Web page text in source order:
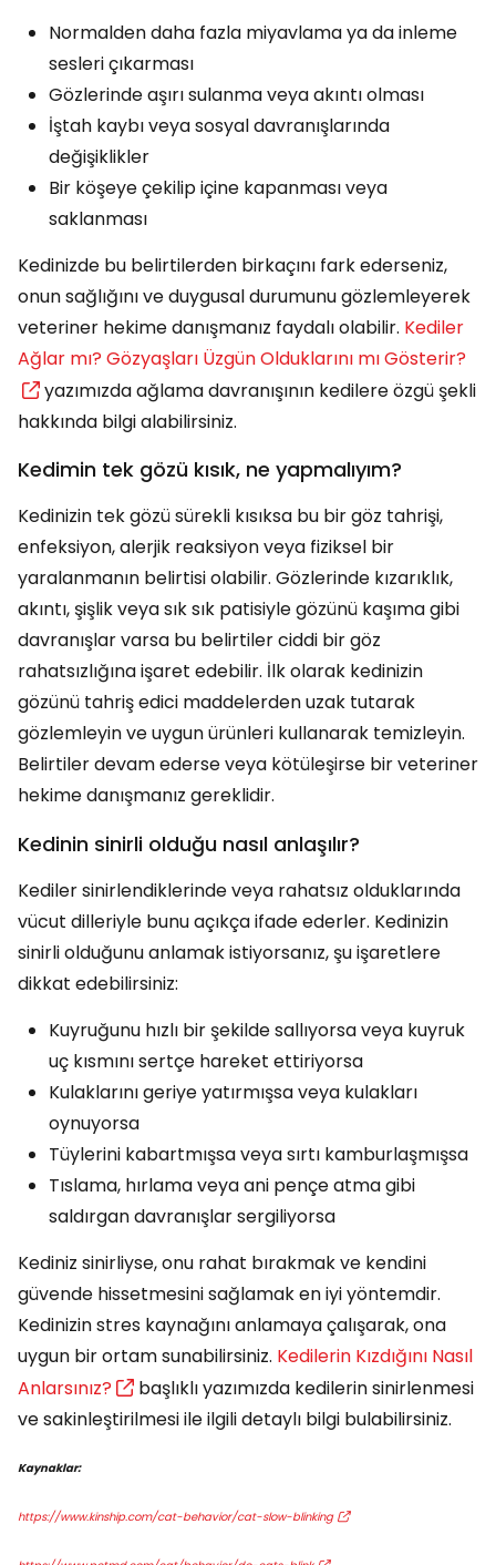
Normalden daha fazla miyavlama ya da inleme
sesleri çıkarması
Gözlerinde aşırı sulanma veya akıntı olması
İştah kaybı veya sosyal davranışlarında
değişiklikler
Bir köşeye çekilip içine kapanması veya
saklanması
Kedinizde bu belirtilerden birkaçını fark ederseniz,
onun sağlığını ve duygusal durumunu gözlemleyerek
veteriner hekime danışmanız faydalı olabilir. Kediler
Ağlar mı? Gözyaşları Üzgün Olduklarını mı Gösterir?
yazımızda ağlama davranışının kedilere özgü şekli
hakkında bilgi alabilirsiniz.
Kedimin tek gözü kısık, ne yapmalıyım?
Kedinizin tek gözü sürekli kısıksa bu bir göz tahrişi,
enfeksiyon, alerjik reaksiyon veya fiziksel bir
yaralanmanın belirtisi olabilir. Gözlerinde kızarıklık,
akıntı, şişlik veya sık sık patisiyle gözünü kaşıma gibi
davranışlar varsa bu belirtiler ciddi bir göz
rahatsızlığına işaret edebilir. İlk olarak kedinizin
gözünü tahriş edici maddelerden uzak tutarak
gözlemleyin ve uygun ürünleri kullanarak temizleyin.
Belirtiler devam ederse veya kötüleşirse bir veteriner
hekime danışmanız gereklidir.
Kedinin sinirli olduğu nasıl anlaşılır?
Kediler sinirlendiklerinde veya rahatsız olduklarında
vücut dilleriyle bunu açıkça ifade ederler. Kedinizin
sinirli olduğunu anlamak istiyorsanız, şu işaretlere
dikkat edebilirsiniz:
Kuyruğunu hızlı bir şekilde sallıyorsa veya kuyruk
uç kısmını sertçe hareket ettiriyorsa
Kulaklarını geriye yatırmışsa veya kulakları
oynuyorsa
Tüylerini kabartmışsa veya sırtı kamburlaşmışsa
Tıslama, hırlama veya ani pençe atma gibi
saldırgan davranışlar sergiliyorsa
Kediniz sinirliyse, onu rahat bırakmak ve kendini
güvende hissetmesini sağlamak en iyi yöntemdir.
Kedinizin stres kaynağını anlamaya çalışarak, ona
uygun bir ortam sunabilirsiniz. Kedilerin Kızdığını Nasıl
Anlarsınız?
başlıklı yazımızda kedilerin sinirlenmesi
ve sakinleştirilmesi ile ilgili detaylı bilgi bulabilirsiniz.
Kaynaklar:
https://www.kinship.com/cat-behavior/cat-slow-blinking